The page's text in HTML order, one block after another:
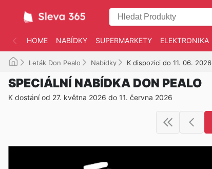
HOME NABÍDKY SUPERMARKETY ELEKTRONIKA
Leták Don Pealo Nabídky K dispozici do 11. 06. 2026
SPECIÁLNÍ NABÍDKA DON PEALO
K dostání od 27. května 2026 do 11. června 2026